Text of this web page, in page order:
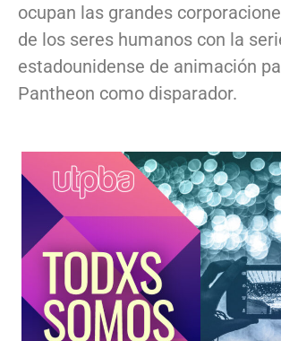
ocupan las grandes
de los seres humanos con la
estadounidense de animación
Pantheon como disparador.